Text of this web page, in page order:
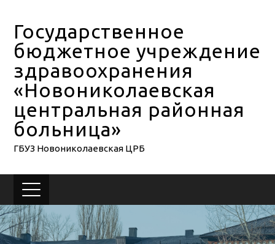
Государственное
бюджетное учреждение
здравоохранения
«Новониколаевская
центральная районная
больница»
ГБУЗ Новониколаевская ЦРБ